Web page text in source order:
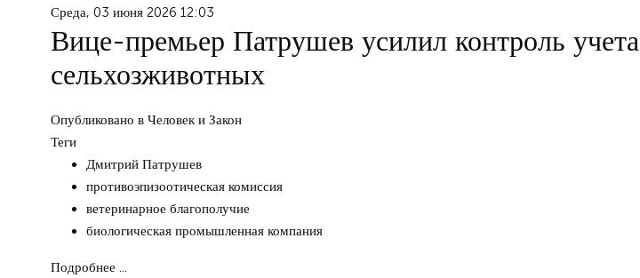
Среда, 03 июня 2026 12:03
Вице-премьер Патрушев усилил контроль учета
сельхозживотных
Опубликовано в Человек и Закон
Теги
Дмитрий Патрушев
противоэпизоотическая комиссия
ветеринарное благополучие
биологическая промышленная компания
Подробнее ...